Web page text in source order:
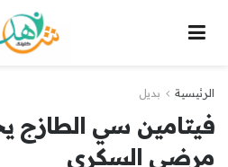
الرئيسية بديل
فيتامين سي الطازج
مرضى السكري